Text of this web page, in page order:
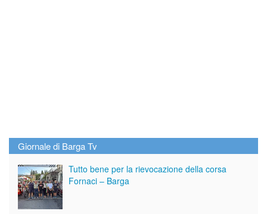
Giornale di Barga Tv
Tutto bene per la rievocazione della corsa
Fornaci – Barga